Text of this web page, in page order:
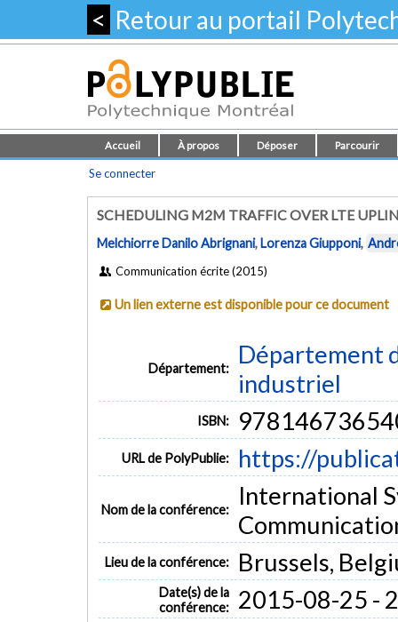
< Retour au portail
Accueil À propos Déposer Parcourir
Se connecter
SCHEDULING M2M TRAFFIC OVER LTE
Melchiorre Danilo Abrignani,Lorenza Giupponi,
Communication écrite (2015)
Un lien externe est disponible pour ce document
Département:
Département
industriel
ISBN:
URL de PolyPublie: https://
Nom de la conférence:
International
Lieu de la conférence: Brussels,
Date(s) de la
conférence:
2015-08-25 -